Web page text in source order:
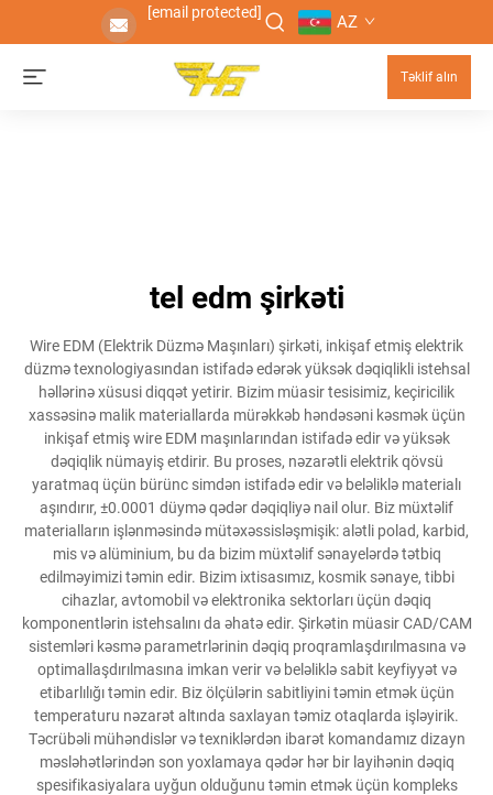
[email protected] AZ
Təklif alın
tel edm şirkəti
Wire EDM (Elektrik Düzmə Maşınları) şirkəti, inkişaf etmiş elektrik
düzmə texnologiyasından istifadə edərək yüksək dəqiqlikli istehsal
həllərinə xüsusi diqqət yetirir. Bizim müasir tesisimiz, keçiricilik
xassəsinə malik materiallarda mürəkkəb həndəsəni kəsmək üçün
inkişaf etmiş wire EDM maşınlarından istifadə edir və yüksək
dəqiqlik nümayiş etdirir. Bu proses, nəzarətli elektrik qövsü
yaratmaq üçün bürünc simdən istifadə edir və beləliklə materialı
aşındırır, ±0.0001 düymə qədər dəqiqliyə nail olur. Biz müxtəlif
materialların işlənməsində mütəxəssisləşmişik: alətli polad, karbid,
mis və alüminium, bu da bizim müxtəlif sənayelərdə tətbiq
edilməyimizi təmin edir. Bizim ixtisasımız, kosmik sənaye, tibbi
cihazlar, avtomobil və elektronika sektorları üçün dəqiq
komponentlərin istehsalını da əhatə edir. Şirkətin müasir CAD/CAM
sistemləri kəsmə parametrlərinin dəqiq proqramlaşdırılmasına və
optimallaşdırılmasına imkan verir və beləliklə sabit keyfiyyət və
etibarlılığı təmin edir. Biz ölçülərin sabitliyini təmin etmək üçün
temperaturu nəzarət altında saxlayan təmiz otaqlarda işləyirik.
Təcrübəli mühəndislər və texniklərdən ibarət komandamız dizayn
məsləhətlərindən son yoxlamaya qədər hər bir layihənin dəqiq
spesifikasiyalara uyğun olduğunu təmin etmək üçün kompleks